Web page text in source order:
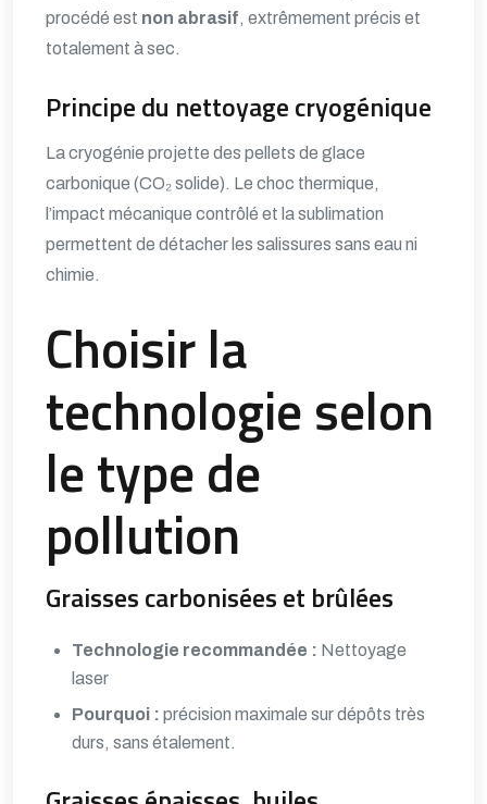
procédé est non abrasif, extrêmement précis et
totalement à sec.
Principe du nettoyage cryogénique
La cryogénie projette des pellets de glace
carbonique (CO₂ solide). Le choc thermique,
l’impact mécanique contrôlé et la sublimation
permettent de détacher les salissures sans eau ni
chimie.
Choisir la
technologie selon
le type de
pollution
Graisses carbonisées et brûlées
Technologie recommandée : Nettoyage
laser
Pourquoi : précision maximale sur dépôts très
durs, sans étalement.